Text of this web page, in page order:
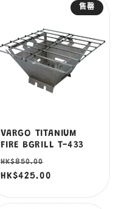
售罄
VARGO TITANIUM
FIRE BGRILL T-433
定
價
HK$850.00
價
HK$425.00